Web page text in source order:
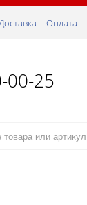
Оплата
00-25